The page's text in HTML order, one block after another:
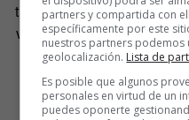
tienen que recurrir a uno
vía satélite. El coste es un
normal en una ciudad
“Vendría a ser como los
partners y compartida con
específicamente por este
nuestros partners podemos
geolocalización. Lista de
Es posible que algunos
personales en virtud de un
puedes oponerte